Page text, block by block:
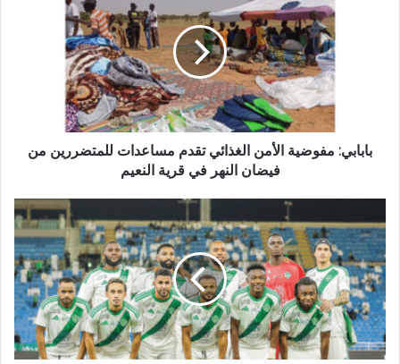
بابابي: مفوضية الأمن الغذائي تقدم مساعدات للمتضررين من
فيضان النهر في قرية النعيم